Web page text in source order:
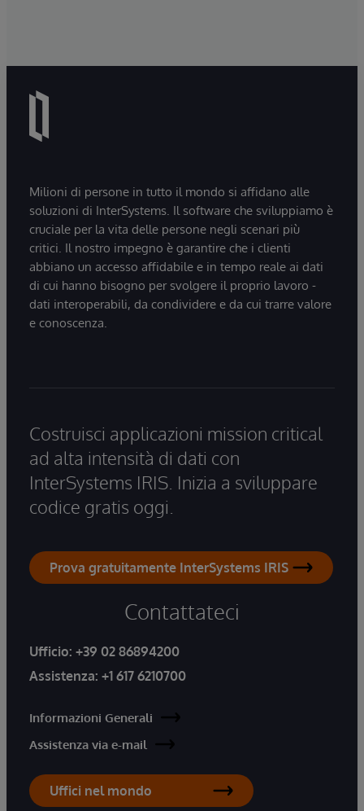
Milioni di persone in tutto il mondo si affidano alle
soluzioni di InterSystems. Il software che sviluppiamo è
cruciale per la vita delle persone negli scenari più
critici. Il nostro impegno è garantire che i clienti
abbiano un accesso affidabile e in tempo reale ai dati
di cui hanno bisogno per svolgere il proprio lavoro -
dati interoperabili, da condividere e da cui trarre valore
e conoscenza.
Costruisci applicazioni mission critical
ad alta intensità di dati con
InterSystems IRIS. Inizia a sviluppare
codice gratis oggi.
Prova gratuitamente InterSystems IRIS
Contattateci
Ufficio: +39 02 86894200
Assistenza: +1 617 6210700
Informazioni Generali
Assistenza via e-mail
Uffici nel mondo